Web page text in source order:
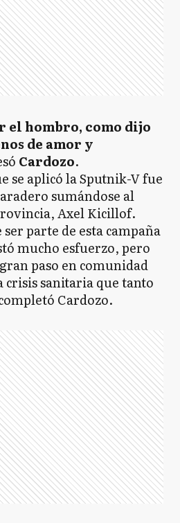
el hombro, como dijo
de amor y
Cardozo.
se aplicó la Sputnik-V fue
sumándose al
Axel Kicillof.
parte de esta campaña
mucho esfuerzo, pero
paso en comunidad
crisis sanitaria que tanto
Cardozo.